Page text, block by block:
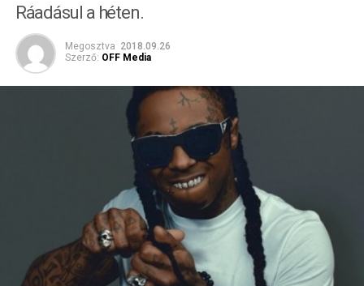
Ráadásul a héten.
Megosztva 2018.09.26
Szerző: OFF Media